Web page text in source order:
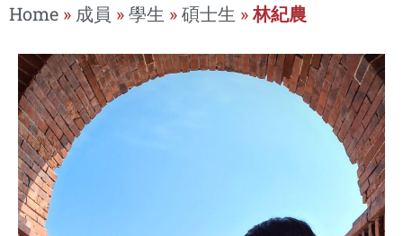
Home » 成員 »學生 »碩士生 »林紀農